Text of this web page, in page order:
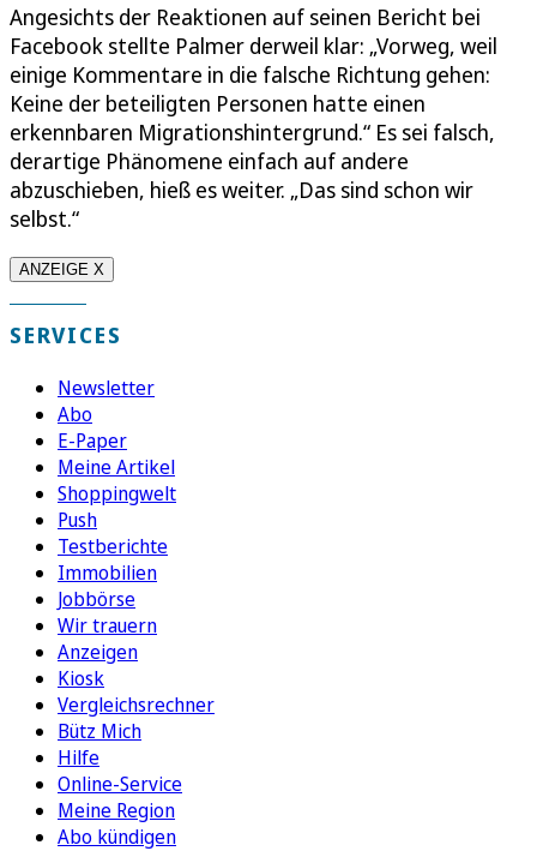
Angesichts der Reaktionen auf seinen Bericht bei
Facebook stellte Palmer derweil klar: „Vorweg, weil
einige Kommentare in die falsche Richtung gehen:
Keine der beteiligten Personen hatte einen
erkennbaren Migrationshintergrund.“ Es sei falsch,
derartige Phänomene einfach auf andere
abzuschieben, hieß es weiter. „Das sind schon wir
selbst.“
ANZEIGE X
SERVICES
Newsletter
Abo
E-Paper
Meine Artikel
Shoppingwelt
Push
Testberichte
Immobilien
Jobbörse
Wir trauern
Anzeigen
Kiosk
Vergleichsrechner
Bütz Mich
Hilfe
Online-Service
Meine Region
Abo kündigen